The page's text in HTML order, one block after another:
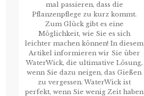
mal passieren, dass die
Pflanzenpflege zu kurz kommt.
Zum Glück gibt es eine
Möglichkeit, wie Sie es sich
leichter machen können! In diesem
Artikel informieren wir Sie über
WaterWick, die ultimative Lösung,
wenn Sie dazu neigen, das Gießen
zu vergessen. WaterWick ist
perfekt, wenn Sie wenig Zeit haben